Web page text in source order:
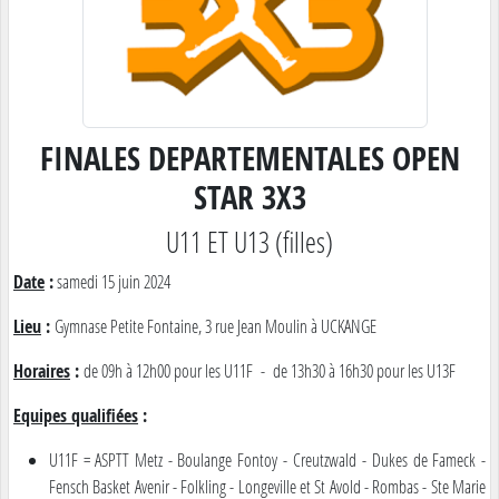
FINALES DEPARTEMENTALES OPEN
STAR 3X3
U11 ET U13 (filles)
Date :samedi 15 juin 2024
Lieu : Gymnase Petite Fontaine, 3 rue Jean Moulin à UCKANGE
Horaires :de 09h à 12h00 pour les U11F - de 13h30 à 16h30 pour les U13F
Equipes qualifiées :
U11F = ASPTT Metz - Boulange Fontoy - Creutzwald - Dukes de Fameck -
Fensch Basket Avenir - Folkling - Longeville et St Avold - Rombas - Ste Marie